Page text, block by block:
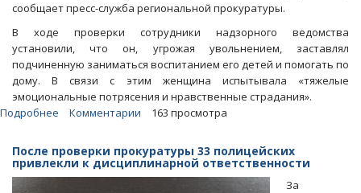
сообщает пресс-служба региональной прокуратуры.
В ходе проверки сотрудники надзорного ведомства
установили, что он, угрожая увольнением, заставлял
подчиненную заниматься воспитанием его детей и помогать по
дому. В связи с этим женщина испытывала «тяжелые
эмоциональные потрясения и нравственные страдания».
Подробнее
саратовский
почтовик
Комментарии 163 просмотра
После проверки прокуратуры 33 полицейских
привлекли к дисциплинарной ответственности
За